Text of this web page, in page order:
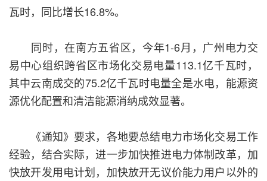
瓦时，同比增长16.8%。
同时，在南方五省区，今年1-6月，广州电力交
易中心组织跨省区市场化交易电量113.1亿千瓦时，
其中云南成交的75.2亿千瓦时电量全是水电，能源资
源优化配置和清洁能源消纳成效显著。
《通知》要求，各地要总结电力市场化交易工作
经验，结合实际，进一步加快推进电力体制改革，加
快放开发用电计划，加快放开无议价能力用户以外的